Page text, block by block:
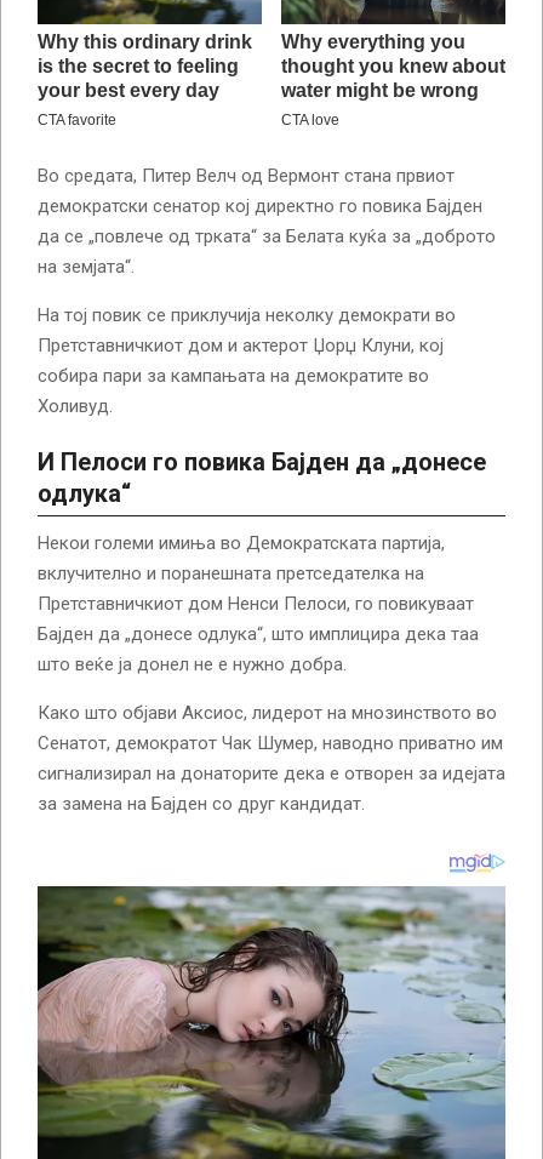
Во средата, Питер Велч од Вермонт стана првиот
демократски сенатор кој директно го повика Бајден
да се „повлече од трката“ за Белата куќа за „доброто
на земјата“.
На тој повик се приклучија неколку демократи во
Претставничкиот дом и актерот Џорџ Клуни, кој
собира пари за кампањата на демократите во
Холивуд.
И Пелоси го повика Бајден да „донесе
одлука“
Некои големи имиња во Демократската партија,
вклучително и поранешната претседателка на
Претставничкиот дом Ненси Пелоси, го повикуваат
Бајден да „донесе одлука“, што имплицира дека таа
што веќе ја донел не е нужно добра.
Како што објави Аксиос, лидерот на мнозинството во
Сенатот, демократот Чак Шумер, наводно приватно им
сигнализирал на донаторите дека е отворен за идејата
за замена на Бајден со друг кандидат.